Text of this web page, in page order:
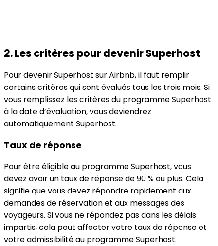
2. Les critères pour devenir Superhost
Pour devenir Superhost sur Airbnb, il faut remplir
certains critères qui sont évalués tous les trois mois. Si
vous remplissez les critères du programme Superhost
à la date d’évaluation, vous deviendrez
automatiquement Superhost.
Taux de réponse
Pour être éligible au programme Superhost, vous
devez avoir un taux de réponse de 90 % ou plus. Cela
signifie que vous devez répondre rapidement aux
demandes de réservation et aux messages des
voyageurs. Si vous ne répondez pas dans les délais
impartis, cela peut affecter votre taux de réponse et
votre admissibilité au programme Superhost.